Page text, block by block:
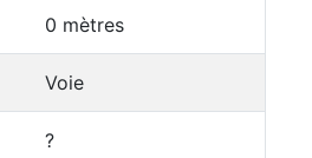
0 mètres
Voie
?